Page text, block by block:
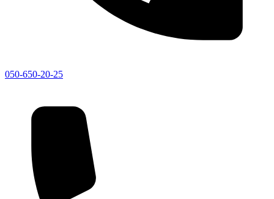
050-650-20-25